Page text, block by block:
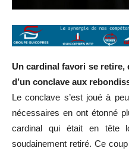
Un cardinal favori se
d’un conclave aux
Le conclave s’est joué à
nécessaires en ont étonné
cardinal qui était en tête
soudainement retiré. Ce